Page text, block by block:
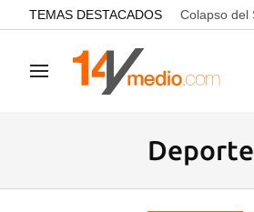
common.go-to-content
TEMAS DESTACADOS Colapso del
Navegación